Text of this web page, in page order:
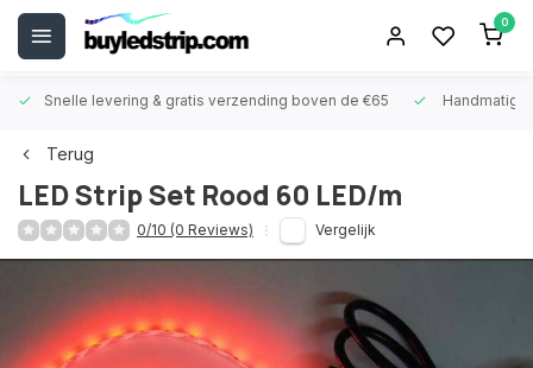
0
Snelle levering & gratis verzending boven de €65
Terug
LED Strip Set Rood 60 LED/m
0/10 (0 Reviews) Vergelijk